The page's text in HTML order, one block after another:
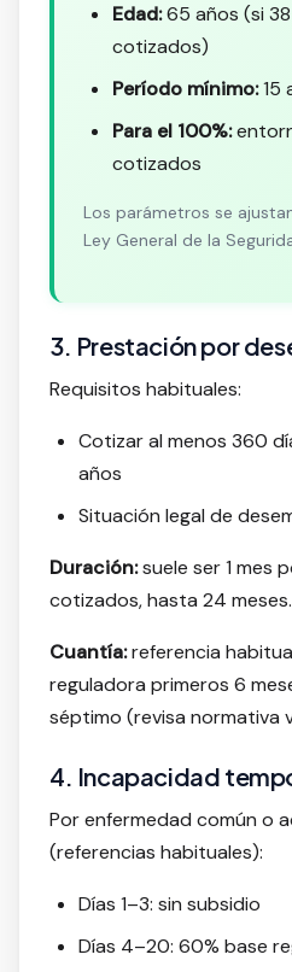
Edad:65 años (si
cotizados)
Período mínimo:15
Para el 100%:
cotizados
Los parámetros se
Ley General de la
3. Prestación por
Requisitos habituales:
Cotizar al menos 360
años
Situación legal de
Duración:suele ser 1 mes
cotizados, hasta 24 meses.
Cuantía:referencia
reguladora primeros 6
séptimo (revisa normativa
4. Incapacidad
Por enfermedad común o
(referencias habituales):
Días 1–3: sin subsidio
Días 4–20: 60% base